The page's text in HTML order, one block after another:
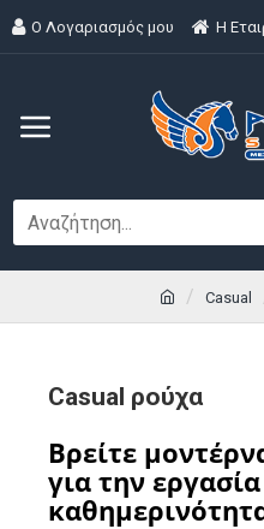
Ο Λογαριασμός μου H
Casual
Casual ρούχα
Βρείτε
για την